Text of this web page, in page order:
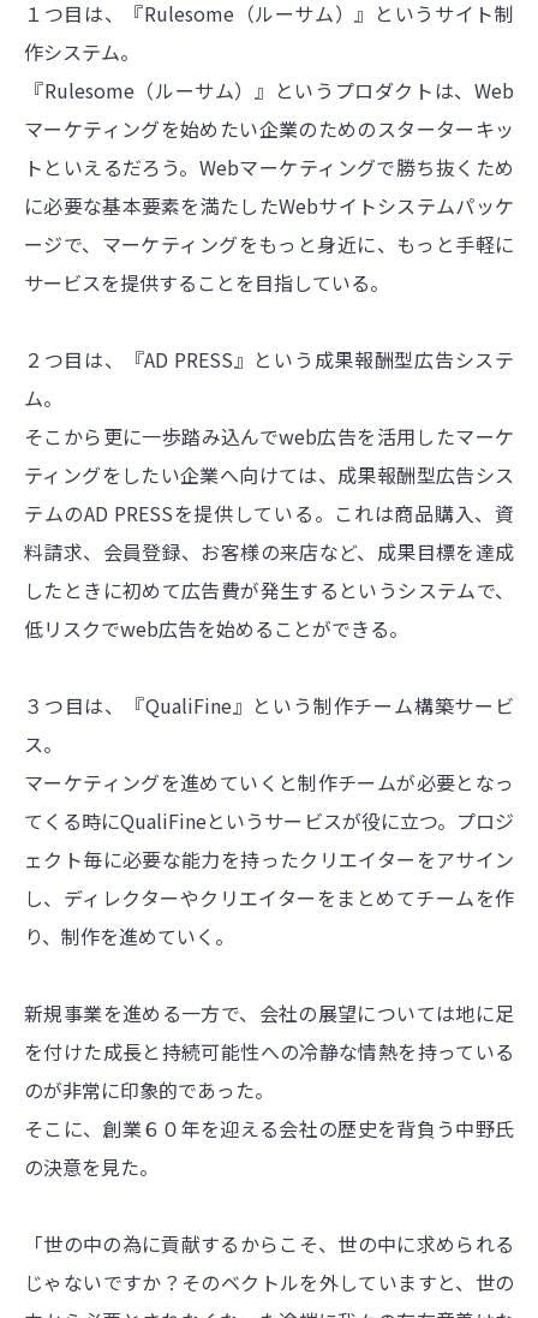
１つ目は、『Rulesome（ルーサム）』というサイト制
作システム。
『Rulesome（ルーサム）』というプロダクトは、Web
マーケティングを始めたい企業のためのスターターキッ
トといえるだろう。Webマーケティングで勝ち抜くため
に必要な基本要素を満たしたWebサイトシステムパッケ
ージで、マーケティングをもっと身近に、もっと手軽に
サービスを提供することを目指している。
２つ目は、『AD PRESS』という成果報酬型広告システ
ム。
そこから更に一歩踏み込んでweb広告を活用したマーケ
ティングをしたい企業へ向けては、成果報酬型広告シス
テムのAD PRESSを提供している。これは商品購入、資
料請求、会員登録、お客様の来店など、成果目標を達成
したときに初めて広告費が発生するというシステムで、
低リスクでweb広告を始めることができる。
３つ目は、『QualiFine』という制作チーム構築サービ
ス。
マーケティングを進めていくと制作チームが必要となっ
てくる時にQualiFineというサービスが役に立つ。プロジ
ェクト毎に必要な能力を持ったクリエイターをアサイン
し、ディレクターやクリエイターをまとめてチームを作
り、制作を進めていく。
新規事業を進める一方で、会社の展望については地に足
を付けた成長と持続可能性への冷静な情熱を持っている
のが非常に印象的であった。
そこに、創業６０年を迎える会社の歴史を背負う中野氏
の決意を見た。
「世の中の為に貢献するからこそ、世の中に求められる
じゃないですか？そのベクトルを外していますと、世の